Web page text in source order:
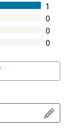
1
0
0
0